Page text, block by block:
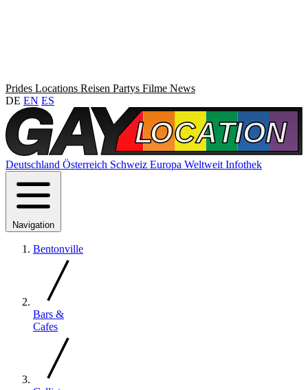
Prides Locations Reisen Partys Filme News
DE EN ES
Deutschland Österreich Schweiz Europa Weltweit Infothek
Navigation
Bentonville
Bars &
Cafes